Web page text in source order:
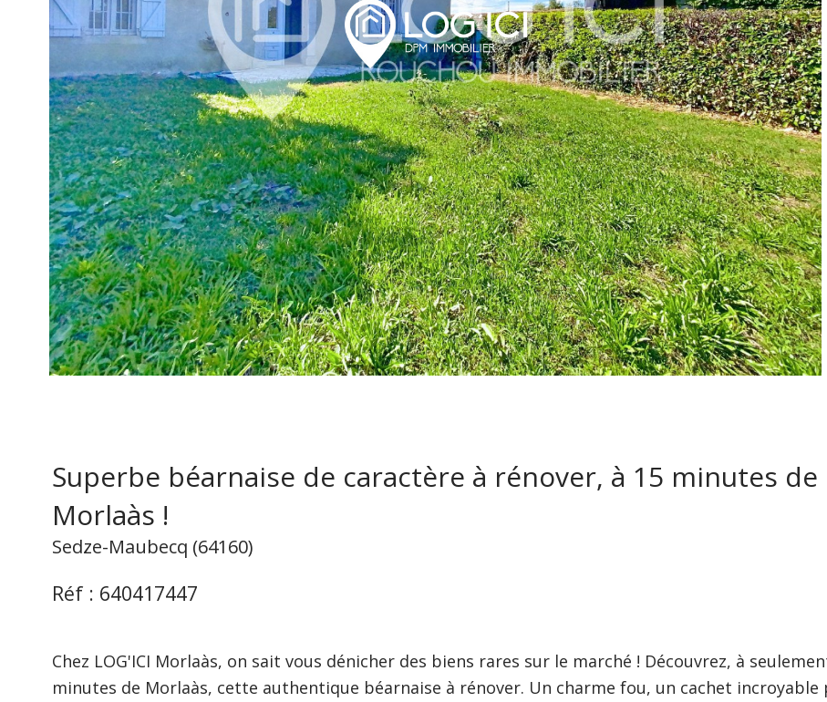
Superbe béarnaise de caractère à rénover, à 15 minutes de
Morlaàs !
Sedze-Maubecq (64160)
Réf : 640417447
Chez LOG'ICI Morlaàs, on sait vous dénicher des biens rares sur le marché ! Découvrez, à
minutes de Morlaàs, cette authentique béarnaise à rénover. Un charme fou, un cachet incroyable